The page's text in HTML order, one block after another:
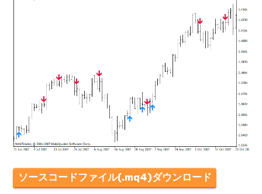
ソースコードファイル(.mq4)ダウンロード